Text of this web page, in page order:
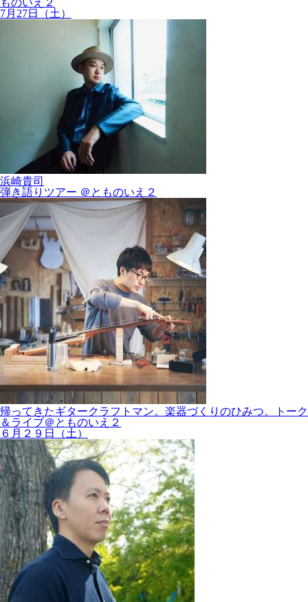
ものいえ２
7月27日（土）
浜崎貴司
弾き語りツアー ＠とものいえ２
帰ってきたギタークラフトマン。楽器づくりのひみつ。トーク
＆ライブ＠とものいえ２
６月２９日（土）